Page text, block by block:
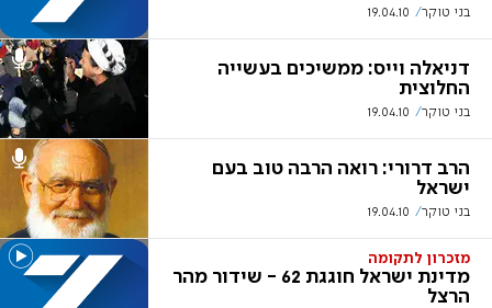
בני טוקר 19.04.10
דניאלה וייס: ממשיכים בעשייה
החלוצית
בני טוקר 19.04.10
הרב דרורי: רואה הרבה טוב בעם
ישראל
בני טוקר 19.04.10
מזכרון לתקומה
מדינת ישראל חוגגת 62 - שידור מהר
הרצל